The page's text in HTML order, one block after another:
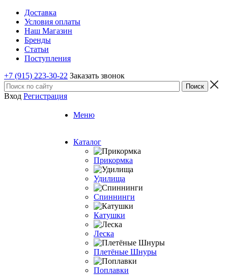
Доставка
Условия оплаты
Наш Магазин
Бренды
Статьи
Поступления
+7 (915) 223-30-22 Заказать звонок
Вход Регистрация
Меню
Каталог
Прикормка
Удилища
Спиннинги
Катушки
Леска
Плетёные Шнуры
Поплавки